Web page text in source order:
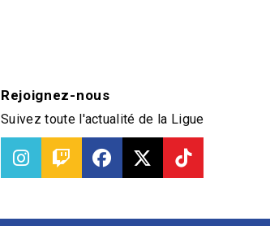
Rejoignez-nous
Suivez toute l'actualité de la Ligue